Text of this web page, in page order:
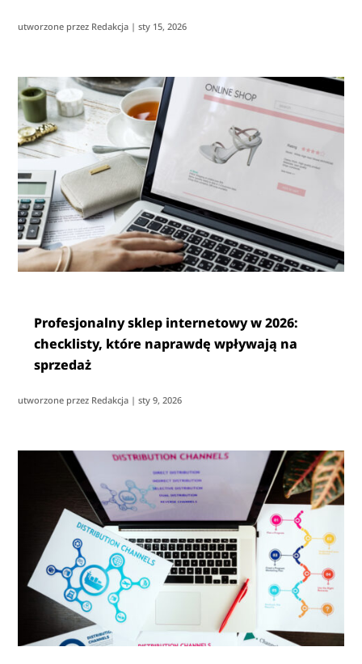
utworzone przez Redakcja |sty 15, 2026
Profesjonalny sklep internetowy w 2026:
checklisty, które naprawdę wpływają na
sprzedaż
utworzone przez Redakcja |sty 9, 2026